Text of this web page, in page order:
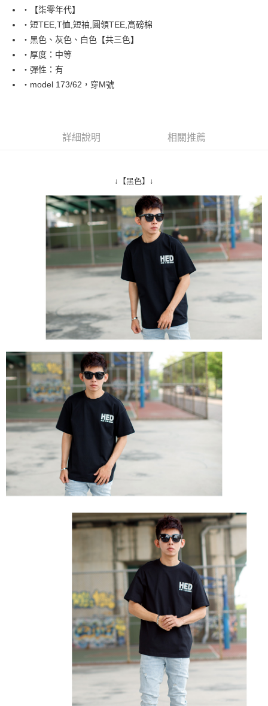
Apple Pay
街口支付
悠遊付
Google Pay
AFTEE先享後付是「在收到商品之後才付款」的支付方式。 讓您購物簡單
３．安心：先確認商品／服務後，再付款。
【「AFTEE先享後付」結帳流程】
１．於結帳方式選擇「AFTEE先享後付」後，將跳轉至「AFTEE先享後付」
結帳頁面，進行簡訊認證並確認金額後，即可完成結帳。
２．訂單成立數日內，您將收到繳費通知簡訊。
３．收到繳費通知簡訊後14天內，點擊此簡訊中的連結，可透過四大超商／
ATM／網路銀行／等多元方式進行付款，方視為交易完成。
※ 請注意：結帳手續完成當下不需立刻繳費，但若您需要取消訂單，請聯絡
購買商品的店家。未經商家同意取消之訂單仍視為有效，需透過AFTEE先享
※ 交易是否成功請以「AFTEE先享後付 」之結帳頁面顯示為準，若有關於
是否繳費成功／繳費後需取消欲退款等相關疑問，請聯繫「AFTEE先享後付
客戶支援中心」https://netprotections.freshdesk.com/support/home
【注意事項】
１．透過由恩沛科技股份有限公司提供之「AFTEE先享後付」服務完成之交
易，需依本服務之必要範圍內提供個人資料，並將交易相關給付款項請求債
權轉讓予恩沛科技股份有限公司。
２．關於個人資料處理事宜，請瀏覽以下網址：
https://aftee.tw/terms/#terms3
３．未成年的使用者請事先徵得法定代理人或監護人之同意方可使用
「AFTEE先享後付」，若未經同意申辦者引起之損失，本公司不負相關責
任。
４．使用「AFTEE先享後付」時，將依據個別帳號之用戶狀況，依本公司即
時審查核予不同之上限額度；若仍有額度不足之情形，本公司將視審查結果
請求用戶進行身份認證。
５．嚴禁一人註冊多個帳號或使用他人資訊註冊。若發現惡意使用之情形，
恩沛科技股份有限公司將有權停止該用戶之使用額度並採取法律行動。
每筆NT$80，滿NT$1,800(含以上)免運費
先付款後全家取貨
每筆NT$80，滿NT$1,800(含以上)免運費
7-11付款取貨
每筆NT$80，滿NT$1,800(含以上)免運費
每筆NT$80，滿NT$1,800(含以上)免運費
每筆NT$120，滿NT$3,000(含以上)免運費
‧【柒零年代】
‧短TEE,T恤,短袖,圓領TEE,高磅棉
‧黑色、灰色、白色【共三色】
‧厚度：中等
‧彈性：有
‧model 173/62，穿M號
詳細說明 相關推薦
↓【黑色】↓